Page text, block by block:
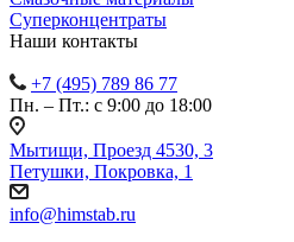
Суперконцентраты
Наши контакты
+7 (495) 789 86 77
Пн. – Пт.: с 9:00 до 18:00
Мытищи, Проезд 4530, 3
Петушки, Покровка, 1
info@himstab.ru